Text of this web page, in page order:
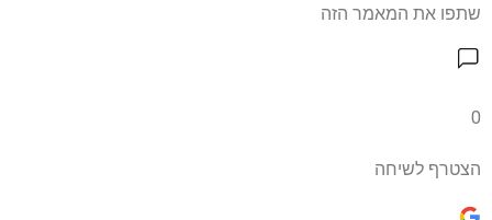
שתפו את המאמר הזה
0
הצטרף לשיחה